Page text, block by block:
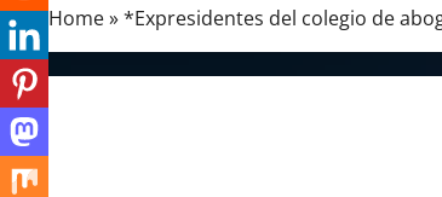
Home»*Expresidentes del colegio de